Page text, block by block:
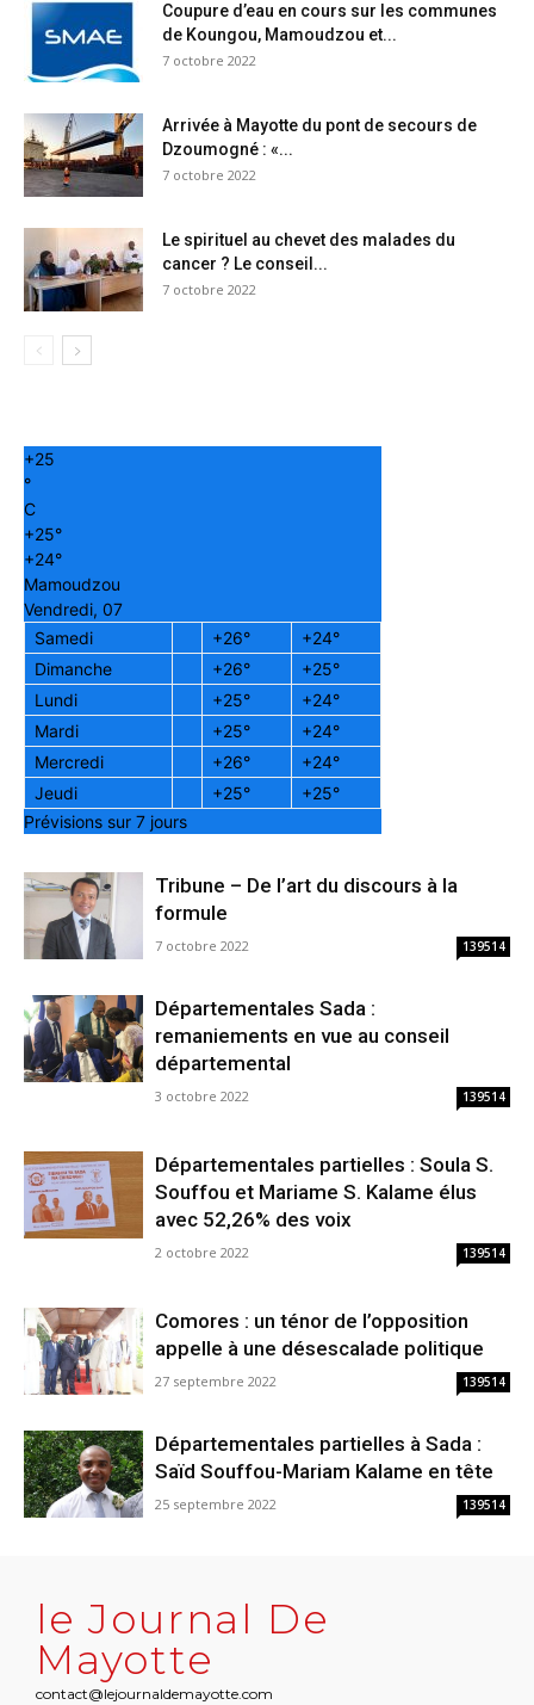
Coupure d’eau en cours sur les communes
de Koungou, Mamoudzou et...
7 octobre 2022
Arrivée à Mayotte du pont de secours de
Dzoumogné : «...
7 octobre 2022
Le spirituel au chevet des malades du
cancer ? Le conseil...
7 octobre 2022
+25
°
C
+25°
+24°
Mamoudzou
Vendredi, 07
Samedi
+26° +24°
Dimanche
+26° +25°
Lundi
+25° +24°
Mardi
+25° +24°
Mercredi
+26° +24°
Jeudi
+25° +25°
Prévisions sur 7 jours
Tribune – De l’art du discours à la
formule
7 octobre 2022 139514
Départementales Sada :
remaniements en vue au conseil
départemental
3 octobre 2022 139514
Départementales partielles : Soula S.
Souffou et Mariame S. Kalame élus
avec 52,26% des voix
2 octobre 2022 139514
Comores : un ténor de l’opposition
appelle à une désescalade politique
27 septembre 2022 139514
Départementales partielles à Sada :
Saïd Souffou-Mariam Kalame en tête
25 septembre 2022 139514
le Journal De
Mayotte
contact@lejournaldemayotte.com